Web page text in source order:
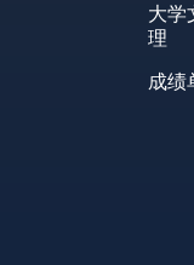
大学
理
成绩